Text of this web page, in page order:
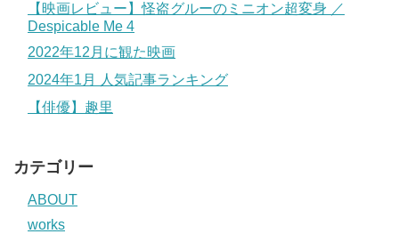
【映画レビュー】怪盗グルーのミニオン超変身 ／
Despicable Me 4
2022年12月に観た映画
2024年1月 人気記事ランキング
【俳優】趣里
カテゴリー
ABOUT
works